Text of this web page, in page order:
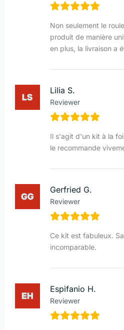
Non seulement le
produit de manière
en plus, la livraison a
Lilia S.
Reviewer
Il s'agit d'un kit à la
le recommande
Gerfried G.
Reviewer
Ce kit est fabuleux.
incomparable.
Espifanio H.
Reviewer